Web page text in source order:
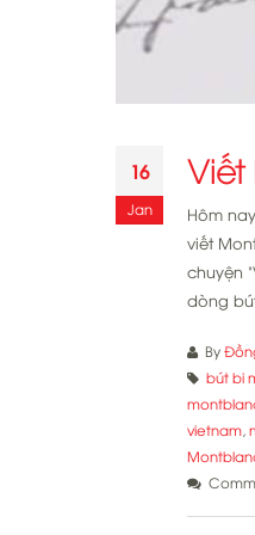
16
Jan
Hôm
viết
chuyện
dòng
By
bút bi
vietnam